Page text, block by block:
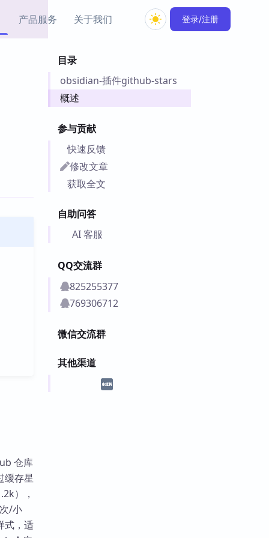
产品服务
思维导图插件
实践示例
Obsidian 教程
关于我们 登录/注册
目录
obsidian-插件github-stars
概述
参与贡献
快速反馈
修改文章
获取全文
自助问答
AI 客服
QQ交流群
825255377
769306712
微信交流群
其他渠道
仓库
缓存星
），
/小
式，适